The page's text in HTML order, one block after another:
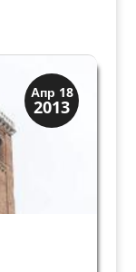
Апр 18
2013